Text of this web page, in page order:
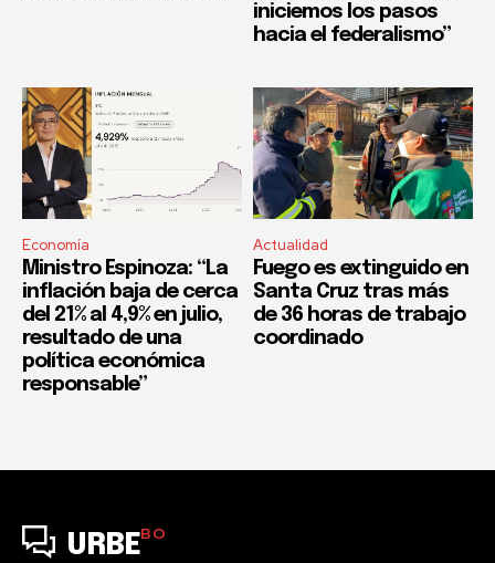
iniciemos los pasos
hacia el federalismo”
Economía
Ministro Espinoza: “La
inflación baja de cerca
del 21% al 4,9% en julio,
resultado de una
política económica
responsable”
Actualidad
Fuego es extinguido en
Santa Cruz tras más
de 36 horas de trabajo
coordinado
URBEBO